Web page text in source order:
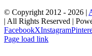
© Copyright 2012 - 2026 |
| All Rights Reserved |
FacebookXInstagram
Page load link